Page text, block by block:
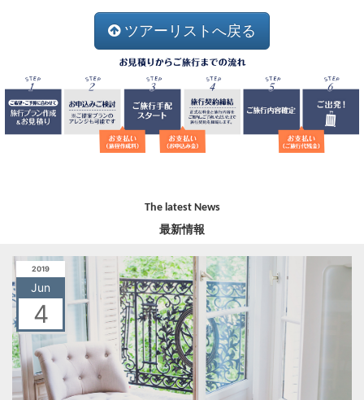
ツアーリストへ戻る
The latest News
最新情報
2019
Jun
4